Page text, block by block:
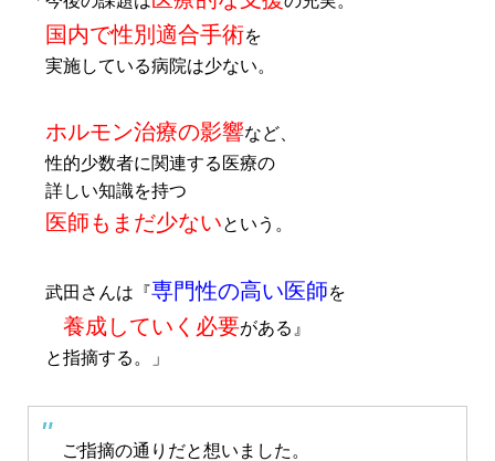
国内で性別適合手術を
実施している病院は少ない。
ホルモン治療の影響など、
性的少数者に関連する医療の
詳しい知識を持つ
医師もまだ少ないという。
武田さんは『専門性の高い医師を
養成していく必要がある』
と指摘する。」
ご指摘の通りだと想いました。